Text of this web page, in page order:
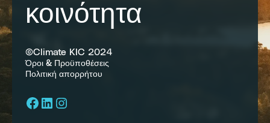
κοινότητα
©Climate KIC 2024
Όροι & Προϋποθέσεις
Πολιτική απορρήτου
Facebook
LinkedIn
Instagram